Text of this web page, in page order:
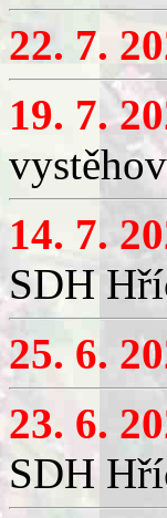
22. 7.
19. 7.
14. 7.
SDH
25. 6.
23. 6.
SDH